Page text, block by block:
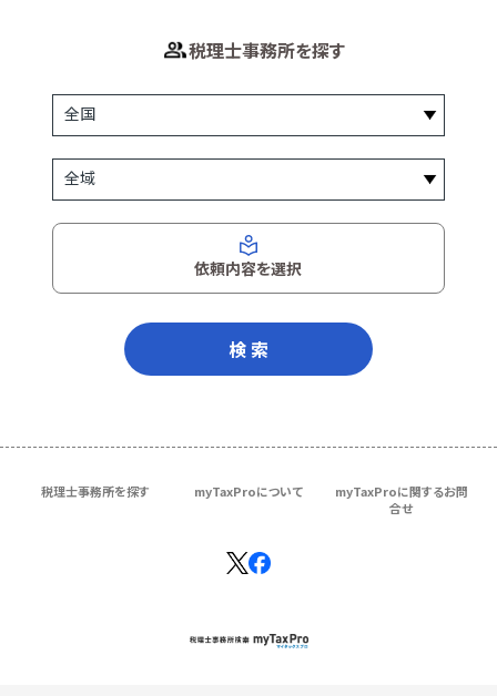
税理士事務所を探す
依頼内容を選択
検 索
税理士事務所を探す myTaxProについて
myTaxProに関するお問
合せ